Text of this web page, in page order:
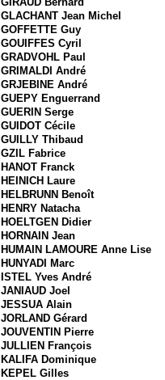
GLACHANT Jean Michel
GOFFETTE Guy
GOUIFFES Cyril
GRADVOHL Paul
GRIMALDI André
GRJEBINE André
GUEPY Enguerrand
GUERIN Serge
GUIDOT Cécile
GUILLY Thibaud
GZIL Fabrice
HANOT Franck
HEINICH Laure
HELBRUNN Benoît
HENRY Natacha
HOELTGEN Didier
HORNAIN Jean
HUMAIN LAMOURE Anne Lise
HUNYADI Marc
ISTEL Yves André
JANIAUD Joel
JESSUA Alain
JORLAND Gérard
JOUVENTIN Pierre
JULLIEN François
KALIFA Dominique
KEPEL Gilles